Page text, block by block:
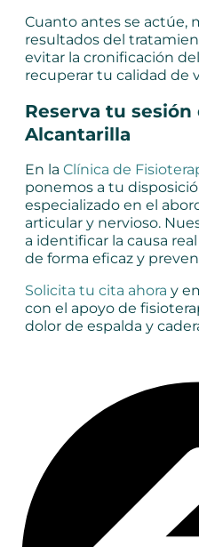
Cuanto antes se actúe,
resultados del
evitar la cronificación
recuperar tu calidad de
Reserva tu
Alcantarilla
En la Clínica de
ponemos a tu
especializado en el
articular y nervioso.
a identificar la causa
de forma eficaz y
Solicita tu cita ahora y
con el apoyo de
dolor de espalda y